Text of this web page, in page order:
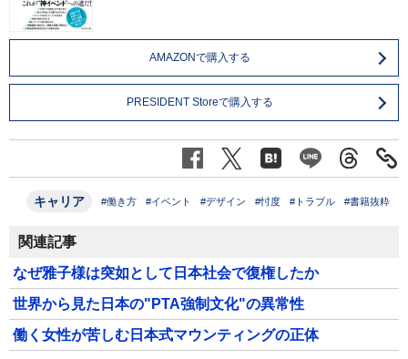
AMAZONで購入する
PRESIDENT Storeで購入する
キャリア #働き方 #イベント #デザイン #忖度 #トラブル #書籍抜粋
関連記事
なぜ雅子様は突如として日本社会で復権したか
世界から見た日本の"PTA強制文化"の異常性
働く女性が苦しむ日本式マウンティングの正体